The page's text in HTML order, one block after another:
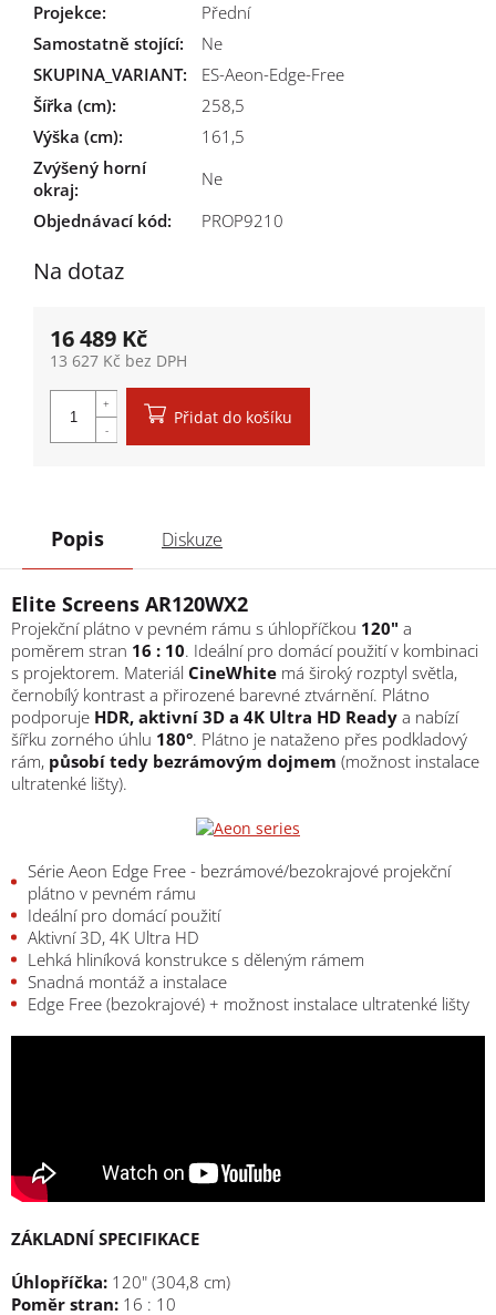
Na dotaz
Projekce:
Přední
Samostatně stojící:
Ne
SKUPINA_VARIANT:
ES-Aeon-Edge-Free
Šířka (cm):
258,5
Výška (cm):
161,5
Zvýšený horní
okraj:
Ne
Objednávací kód:
PROP9210
16 489 Kč
13 627 Kč bez DPH
Přidat do košíku
Popis Diskuze
Elite Screens AR120WX2
Projekční plátno v pevném rámu s úhlopříčkou 120" a
poměrem stran 16 : 10. Ideální pro domácí použití v kombinaci
s projektorem. Materiál CineWhite má široký rozptyl světla,
černobílý kontrast a přirozené barevné ztvárnění. Plátno
podporuje HDR, aktivní 3D a 4K Ultra HD Ready a nabízí
šířku zorného úhlu 180°. Plátno je nataženo přes podkladový
rám, působí tedy bezrámovým dojmem (možnost instalace
ultratenké lišty).
Série Aeon Edge Free - bezrámové/bezokrajové projekční
plátno v pevném rámu
Ideální pro domácí použití
Aktivní 3D, 4K Ultra HD
Lehká hliníková konstrukce s děleným rámem
Snadná montáž a instalace
Edge Free (bezokrajové) + možnost instalace ultratenké lišty
ZÁKLADNÍ SPECIFIKACE
Úhlopříčka: 120" (304,8 cm)
Poměr stran: 16 : 10